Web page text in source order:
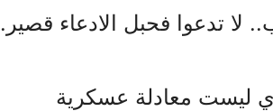
لا تدعوا فحبل الادعاء قصير.
ليست معادلة عسكرية